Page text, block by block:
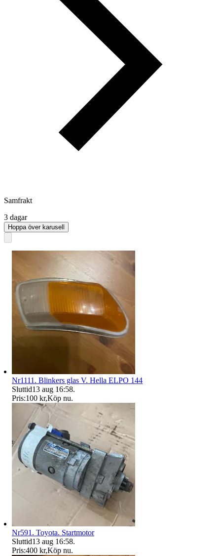
Samfrakt
3 dagar
Hoppa över karusell
Nr1111. Blinkers glas V. Hella ELPO 144
Sluttid13 aug 16:58.
Pris:100 kr,Köp nu.
Nr591. Toyota. Startmotor
Sluttid13 aug 16:58.
Pris:400 kr,Köp nu.